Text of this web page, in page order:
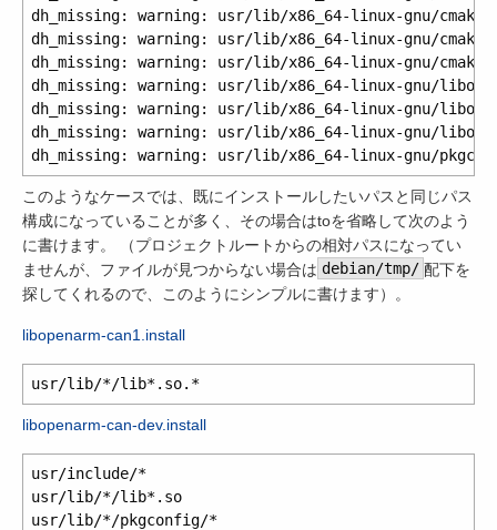
dh_missing: warning: usr/lib/x86_64-linux-gnu/cmake/
dh_missing: warning: usr/lib/x86_64-linux-gnu/cmake/
dh_missing: warning: usr/lib/x86_64-linux-gnu/cmake/
dh_missing: warning: usr/lib/x86_64-linux-gnu/
dh_missing: warning: usr/lib/x86_64-linux-gnu/
dh_missing: warning: usr/lib/x86_64-linux-gnu/
このようなケースでは、既にインストールしたいパスと同じパス
構成になっていることが多く、その場合はtoを省略して次のよう
に書けます。 （プロジェクトルートからの相対パスになってい
ませんが、ファイルが見つからない場合は debian/tmp/ 配下を
探してくれるので、このようにシンプルに書けます）。
libopenarm-can1.install
libopenarm-can-dev.install
usr/include/*
usr/lib/*/lib*.so
usr/lib/*/pkgconfig/*